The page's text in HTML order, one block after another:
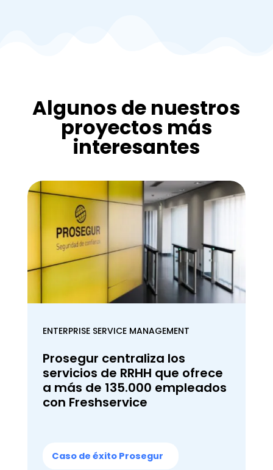
Algunos de nuestros
proyectos más
interesantes
ENTERPRISE SERVICE MANAGEMENT
Prosegur centraliza los
servicios de RRHH que ofrece
a más de 135.000 empleados
con Freshservice
Caso de éxito Prosegur